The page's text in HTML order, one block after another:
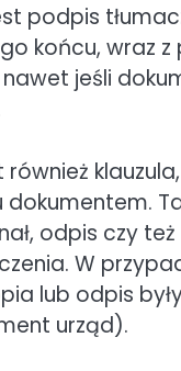
podpis
końcu, wraz
jeśli
odpis czy
W
lub odpis
urząd).